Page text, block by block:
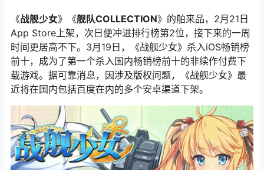
《战舰少女》《舰队COLLECTION》的舶来品，2月21日
App Store上架，次日便冲进排行榜第2位，接下来的一周
时间更居高不下。3月19日，《战舰少女》杀入iOS畅销榜
前十，成为了第一个杀入国内畅销榜前十的非续作付费下
载游戏。据可靠消息，因涉及版权问题，《战舰少女》最
近将在国内包括百度在内的多个安卓渠道下架。